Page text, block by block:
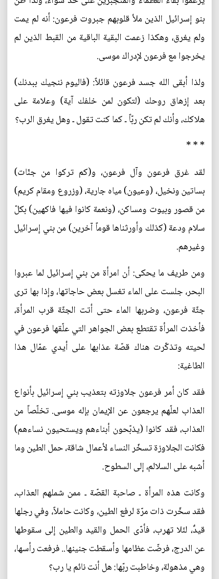
بنو إسرائيل الذين ملأ قلوبهم جبروت فرعون: أنه لم يمت
ولم يغرق، وهكذا زعمت البقية الباقية من القبط الذين لم
يخرجوا مع فرعون لإدراك موسى.
ولذا أبقى الله جسد فرعون قائلاً: (فاليوم ننجيك ببدنك)
بعد إزهاق روحك (لتكون لمن خلفك آية) وعلامة على
هلاكك، وأنك لم تكن ربّاً ـ كما كنت تقول ـ وهل يغرق الرب؟
* * *
لقد غرق فرعون وآل فرعون، و(كم تركوا من جنّات)
بساتين ونخيل، (وعيون) مياه جارية، (وزروع ومقام كريم)
من قصور وبيوت ومساكن، (ونعمة كانوا فيها فاكهين) بكلّ
سلام ودعة (كذلك وأورثناها قوماً آخرين) من بني إسرائيل
وغيرهم.
ومن طريف ما يحكى: أن امرأة من بني إسرائيل لما عبروا
البحر، جلست على الماء تغسل بعض حاجاتها، وإذا بها ترى
جثّة فرعون، وضربها الماء حتى أتت الجثّة قرب المرأة،
فأخذت المرأة تقتطع بعض الجواهر التي علّقها فرعون في
لحيته وتذكّرت هناك قصّة عذابها على أيدي عمّال هذا
الطاغية:
فقد كان أمر فرعون جلاوزته بتعذيب بني إسرائيل بأنواع
العذاب لعلّهم يرجعون عن الإيمان بإله موسى. تخلّصاً من
العذاب، فقد كانوا (يذبّحون أبناءهم ويستحيون نساءهم)
فكانت الجلاوزة تسخّر النساء لأعمال شاقة، حمل الطين وما
أشبه على السلالم، إلى السطوح.
وكانت هذه المرأة ـ صاحبة القصّة ـ ممن شملهم العذاب،
فقد سخّرت ذات مرّة لرفع الطين، وكانت حاملاً، وفي رجلها
قيدٌ، لئلا تهرب، فأدّى الحمل والقيد والطين إلى سقوطها
عن الدرج، فرضّت عظامها وأسقطت جنينها.. فرفعت رأسها،
وهي مذهولة، وخاطبت ربّها: هل أنت نائم يا رب؟